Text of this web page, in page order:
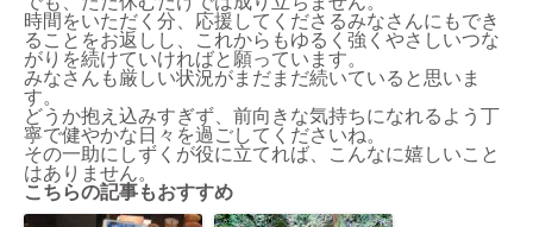
時間をいただく分、応援してくださるみなさんにもでき
ることをお返しし、これからもゆるく強くやさしいつな
がりを続けていければと願っています。
みなさんも厳しい状況がまだまだ続いていると思いま
す。
どうか抱え込みすぎず、前向きな気持ちになれるよう丁
寧で健やかな日々を過ごしてくださいね。
その一助にしずくが役に立てれば、こんなに嬉しいこと
はありません。
こちらの記事もおすすめ